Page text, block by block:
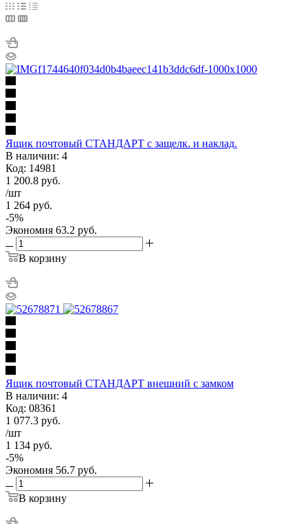
Ящик почтовый СТАНДАРТ с защелк. и наклад.
В наличии: 4
Код: 14981
1 200.8 руб.
/шт
1 264 руб.
-5%
Экономия 63.2 руб.
В корзину
Ящик почтовый СТАНДАРТ внешний с замком
В наличии: 4
Код: 08361
1 077.3 руб.
/шт
1 134 руб.
-5%
Экономия 56.7 руб.
В корзину